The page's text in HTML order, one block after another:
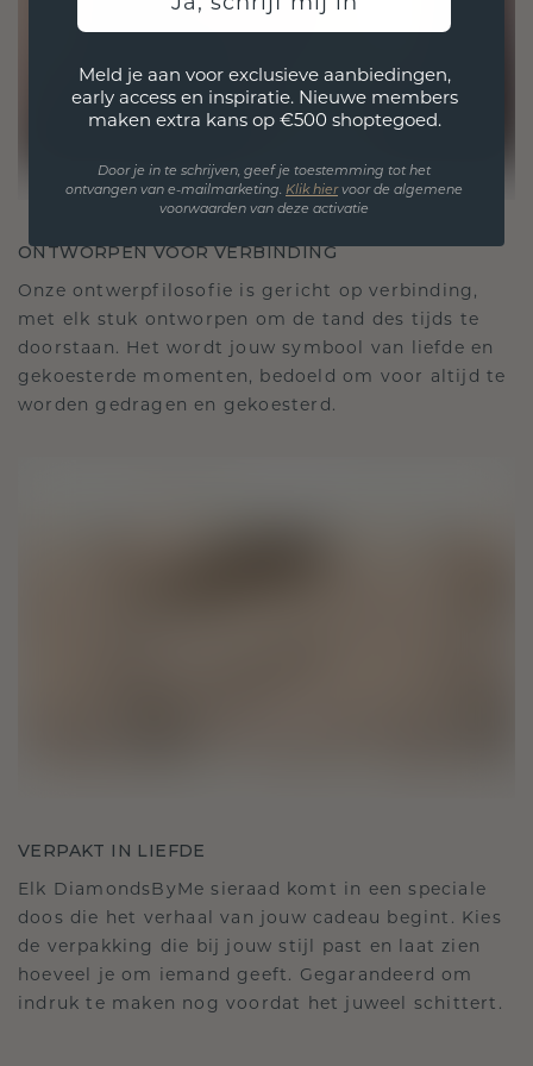
ONTWORPEN VOOR VERBINDING
Onze ontwerpfilosofie is gericht op verbinding,
met elk stuk ontworpen om de tand des tijds te
doorstaan. Het wordt jouw symbool van liefde en
gekoesterde momenten, bedoeld om voor altijd te
worden gedragen en gekoesterd.
VERPAKT IN LIEFDE
Elk DiamondsByMe sieraad komt in een speciale
doos die het verhaal van jouw cadeau begint. Kies
de verpakking die bij jouw stijl past en laat zien
hoeveel je om iemand geeft. Gegarandeerd om
indruk te maken nog voordat het juweel schittert.
Meld je aan voor exclusieve aanbiedingen,
early access en inspiratie. Nieuwe members
maken extra kans op €500 shoptegoed.
Door je in te schrijven, geef je toestemming tot het
ontvangen van e-mailmarketing. Klik hiervoor de algemene
voorwaarden van deze activatie